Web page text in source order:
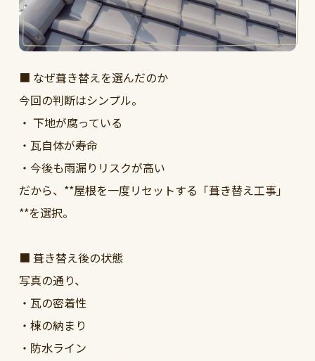
■ なぜ葺き替えを選んだのか
今回の判断はシンプル。
・ 下地が腐っている
・瓦自体が寿命
・今後も雨漏りリスクが高い
だから、**屋根を一度リセットする「葺き替え工事」
**を選択。
■ 葺き替え後の状態
写真の通り、
・瓦の密着性
・棟の納まり
・防水ライン